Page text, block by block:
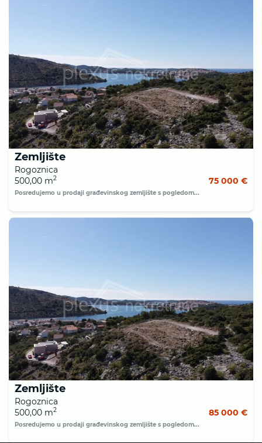
Zemljište
Rogoznica
500,00 m2 75 000 €
Posredujemo u prodaji građevinskog zemljište s pogledom...
Zemljište
Rogoznica
500,00 m2 85 000 €
Posredujemo u prodaji građevinskog zemljište s pogledom...